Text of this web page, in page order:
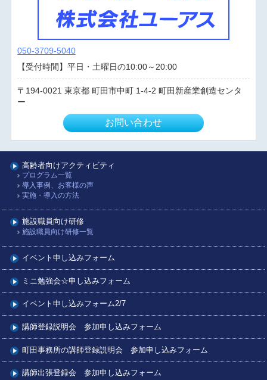
050-3709-5040
【受付時間】平日・土曜日の10:00～20:00
194-0021 東京都 町田市中町 1-4-2 町田新産業創造センタ
ー
お問い合わせ
高齢者向けアクティビティ
プログラム一覧
導入事例、お客様の声
実施・導入の方法
施設職員向け研修
施設職員向け研修一覧
イベント申し込みフォーム
ミニ勉強会☆申し込みフォーム
イベント申し込みフォーム2/7
講師登録説明会 参加申し込みフォーム
町田事務所の講師登録説明会 参加申し込みフォーム
講師出張登録会 参加申し込みフォーム